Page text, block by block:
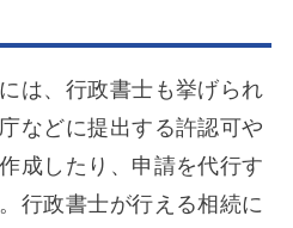
は、行政書士も挙げられ
などに提出する許認可や
成したり、申請を代行す
行政書士が行える相続に